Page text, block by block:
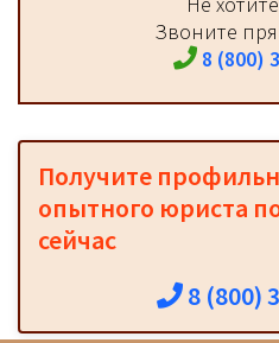
Звоните
8 (800)
Получите
опытного юриста
сейчас
8 (800)